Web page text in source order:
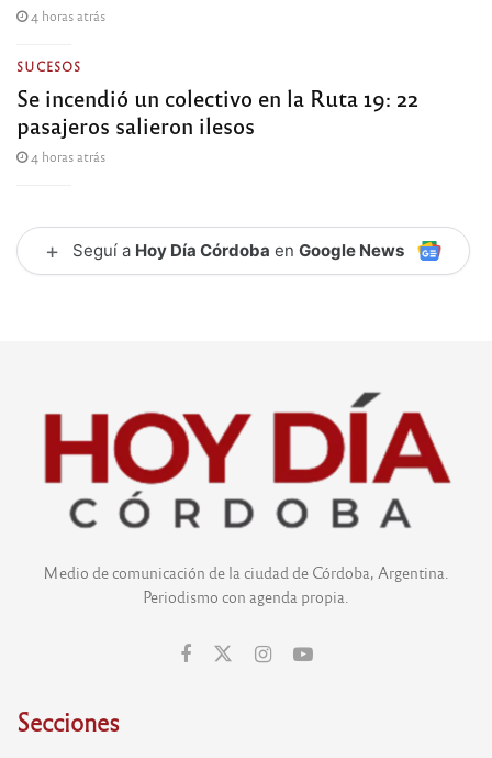
4 horas atrás
SUCESOS
Se incendió un colectivo en la Ruta 19: 22
pasajeros salieron ilesos
4 horas atrás
+ Seguí a Hoy Día Córdoba en Google News
Medio de comunicación de la ciudad de Córdoba, Argentina.
Periodismo con agenda propia.
Secciones